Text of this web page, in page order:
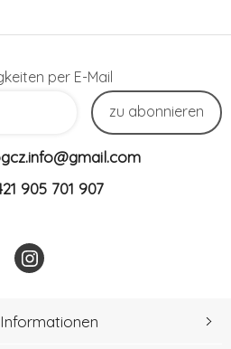
per E-Mail
zu abonnieren
905 701 907